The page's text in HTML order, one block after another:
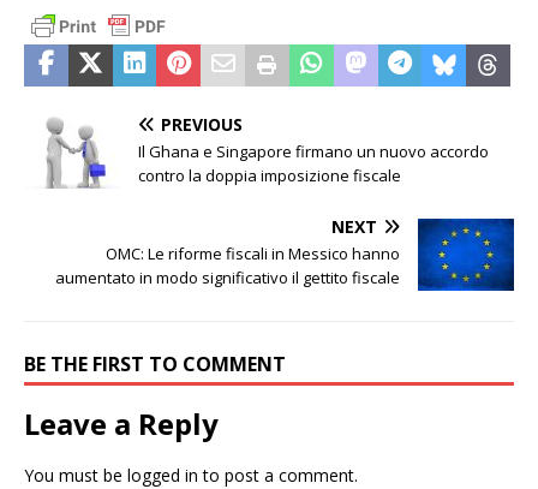
PREVIOUS
Il Ghana e Singapore firmano un nuovo accordo
contro la doppia imposizione fiscale
NEXT
OMC: Le riforme fiscali in Messico hanno
aumentato in modo significativo il gettito fiscale
BE THE FIRST TO COMMENT
Leave a Reply
You must be logged in to post a comment.